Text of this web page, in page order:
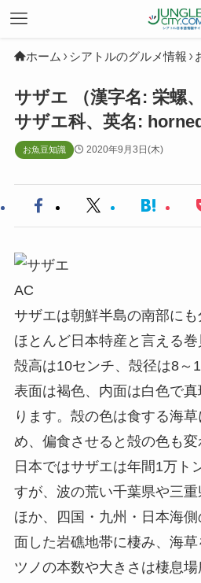
ホーム シアトルのグルメ情報
サザエ （漢字名: 栄螺
サザエ科、英名:
お魚豆知識 2020年9月3日(木)
AC
サザエは朝鮮半島の南部にも
ほとんど日本特産と言える巻
殻高は10センチ、殻径は8～
表面は褐色、内面は白色で
ります。殻の色は食する海
め、偏食させると殻の色も変
日本ではサザエは年間1万ト
すが、波の荒い千葉県や三
ほか、四国・九州・日本海
面した岩礁地帯に棲み、海草
ツノの本数や大きさは棲息